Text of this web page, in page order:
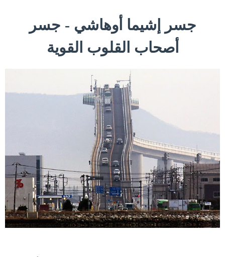
جسر إشيما أوهاشي - جسر
أصحاب القلوب القوية